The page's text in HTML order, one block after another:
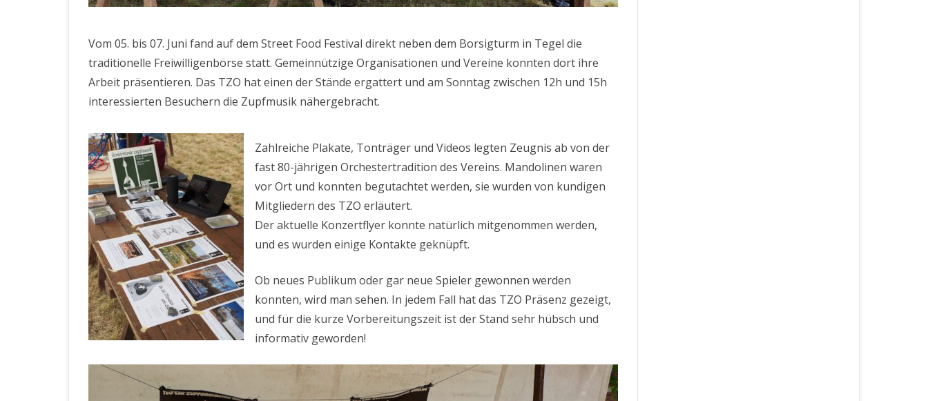
Vom 05. bis 07. Juni fand auf dem Street Food Festival direkt neben dem Borsigturm in Tegel die
traditionelle Freiwilligenbörse statt. Gemeinnützige Organisationen und Vereine konnten dort ihre
Arbeit präsentieren. Das TZO hat einen der Stände ergattert und am Sonntag zwischen 12h und 15h
interessierten Besuchern die Zupfmusik nähergebracht.
Zahlreiche Plakate, Tonträger und Videos legten Zeugnis ab von der
fast 80-jährigen Orchestertradition des Vereins. Mandolinen waren
vor Ort und konnten begutachtet werden, sie wurden von kundigen
Mitgliedern des TZO erläutert.
Der aktuelle Konzertflyer konnte natürlich mitgenommen werden,
und es wurden einige Kontakte geknüpft.
Ob neues Publikum oder gar neue Spieler gewonnen werden
konnten, wird man sehen. In jedem Fall hat das TZO Präsenz gezeigt,
und für die kurze Vorbereitungszeit ist der Stand sehr hübsch und
informativ geworden!